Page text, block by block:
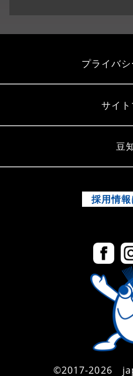
プライバ
サイ
豆
採用情
©2017-2026